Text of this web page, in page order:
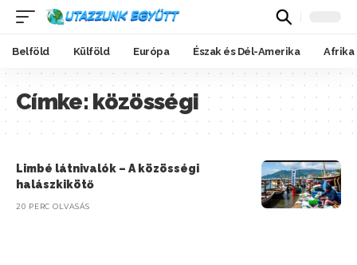
Belföld Külföld Európa Észak és Dél-Amerika Afrika
Címke:közösségi
Limbé látnivalók – A közösségi
halászkikötő
20 PERC OLVASÁS